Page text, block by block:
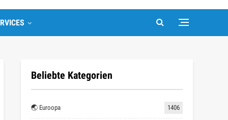
Beliebte Kategorien
🌏 Euroopa 1406